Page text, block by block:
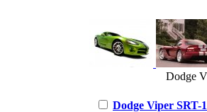
Dodge
Dodge Viper SRT-